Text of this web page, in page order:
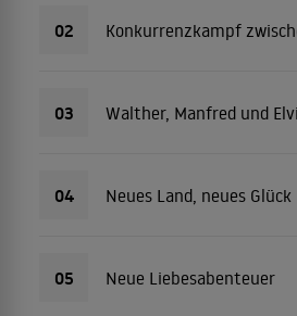
02 Konkurrenzkampf
03 Walther, Manfred und
04 Neues Land, neues Glück
05 Neue Liebesabenteuer